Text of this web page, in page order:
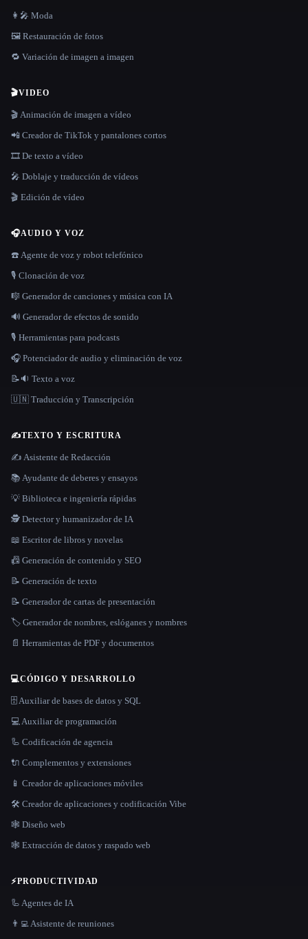
👩‍🎤 Moda
🖼️ Restauración de fotos
🔁 Variación de imagen a imagen
🎬VIDEO
🎬 Animación de imagen a vídeo
📲 Creador de TikTok y pantalones cortos
🎞️ De texto a vídeo
🎤 Doblaje y traducción de vídeos
🎬 Edición de vídeo
🎧AUDIO Y VOZ
☎️ Agente de voz y robot telefónico
🎙️ Clonación de voz
🎼 Generador de canciones y música con IA
🔊 Generador de efectos de sonido
🎙️ Herramientas para podcasts
🎧 Potenciador de audio y eliminación de voz
📝🔉 Texto a voz
🇺🇳 Traducción y Transcripción
✍️TEXTO Y ESCRITURA
✍️ Asistente de Redacción
📚 Ayudante de deberes y ensayos
💡 Biblioteca e ingeniería rápidas
🕵️ Detector y humanizador de IA
📖 Escritor de libros y novelas
📠 Generación de contenido y SEO
📝 Generación de texto
📝 Generador de cartas de presentación
🏷️ Generador de nombres, eslóganes y nombres
📄 Herramientas de PDF y documentos
💻CÓDIGO Y DESARROLLO
🗄️ Auxiliar de bases de datos y SQL
💻 Auxiliar de programación
🦾 Codificación de agencia
🔌 Complementos y extensiones
📱 Creador de aplicaciones móviles
🛠️ Creador de aplicaciones y codificación Vibe
🕸 Diseño web
🕸️ Extracción de datos y raspado web
⚡PRODUCTIVIDAD
🦾 Agentes de IA
👨‍💻 Asistente de reuniones